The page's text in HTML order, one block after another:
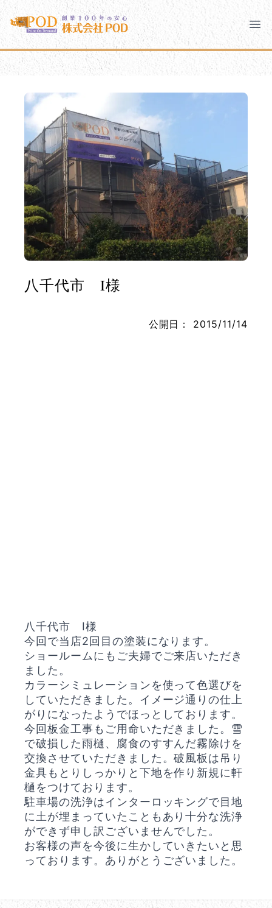
メインコンテンツにスキップ
株式会社ペイント・オン・デマンド
千葉の外壁塗装・屋根塗装なら創業100年の安心 ペイン
株式会社ペイント・オン・デマンド
モバイルメニュー
PODのまちづくり 安心の取り組み
ご相談と流れ
PODについて
お問い合わせ
八千代市 I様
公開日： 2015/11/14
八千代市 I様
今回で当店2回目の塗装になります。
ショールームにもご夫婦でご来店いただき
ました。
カラーシミュレーションを使って色選びを
していただきました。イメージ通りの仕上
がりになったようでほっとしております。
今回板金工事もご用命いただきました。雪
で破損した雨樋、腐食のすすんだ霧除けを
交換させていただきました。破風板は吊り
金具もとりしっかりと下地を作り新規に軒
樋をつけております。
駐車場の洗浄はインターロッキングで目地
に土が埋まっていたこともあり十分な洗浄
ができず申し訳ございませんでした。
お客様の声を今後に生かしていきたいと思
っております。ありがとうございました。